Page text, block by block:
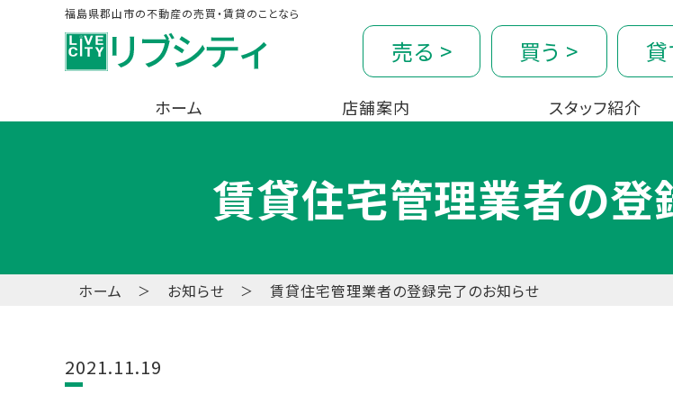
福島県郡山市の不動産の売買・賃貸のことなら
売る > 買う >
ホーム 店舗案内 スタッフ紹介
賃貸住宅管理業者の登
ホーム お知らせ 賃貸住宅管理業者の登録完了のお知らせ
2021.11.19